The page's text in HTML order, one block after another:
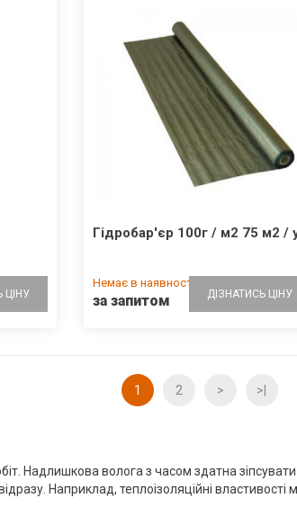
Надлишкова волога з часом здатна зіпсувати
Наприклад, теплоізоляційні
ЦІНУ
Гідробар'єр 100г / м2 75 м2 /
Немає в наявності
за запитом ДІЗНАТИСЬ ЦІНУ
1 2 > >|